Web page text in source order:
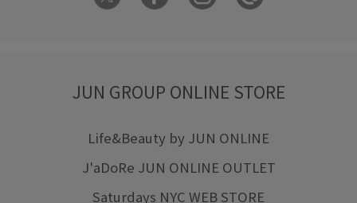
JUN GROUP ONLINE STORE
Life&Beauty by JUN ONLINE
J'aDoRe JUN ONLINE OUTLET
Saturdays NYC WEB STORE